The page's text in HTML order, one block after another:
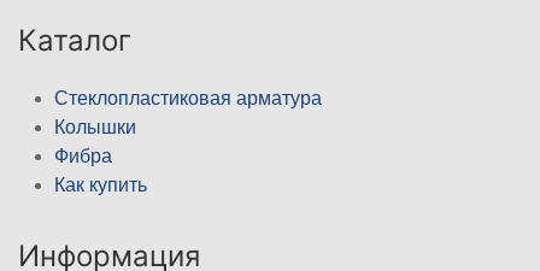
Каталог
Стеклопластиковая арматура
Колышки
Фибра
Как купить
Информация